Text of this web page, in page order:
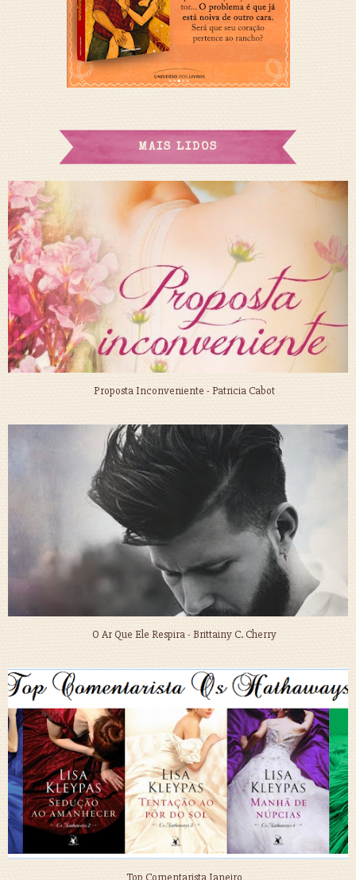
MAIS LIDOS
Proposta Inconveniente - Patricia Cabot
O Ar Que Ele Respira - Brittainy C. Cherry